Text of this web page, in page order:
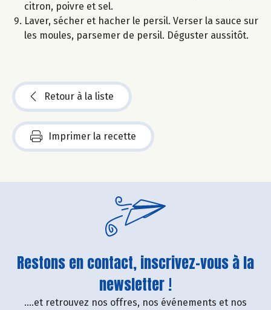
citron, poivre et sel.
Laver, sécher et hacher le persil. Verser la sauce sur
les moules, parsemer de persil. Déguster aussitôt.
Retour à la liste
Imprimer la recette
Restons en contact, inscrivez-vous à la
newsletter !
....et retrouvez nos offres, nos événements et nos